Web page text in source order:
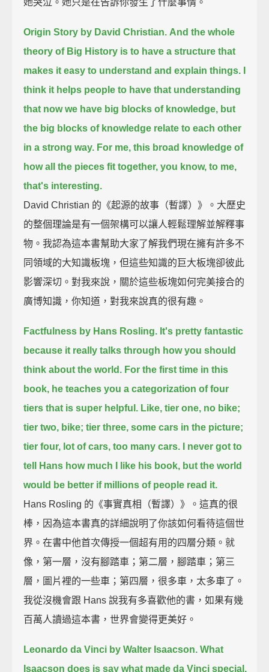
Origin Story by David Christian. And the whole
theory of Big History is to have a structure that
makes it easy to understand and explain things.
think it helps people to have that understanding
that now we have big blocks of knowledge, but
the big blocks of knowledge relate to each other
in a strong way. For me, this broad knowledge of
how all the pieces fit together, you know, to me,
that's interesting.
David Christian 的《起源的故事（暫譯）》。大歷史
的整個理論是有一個架構可以讓人輕鬆理解並解釋事
物。我認為這本書幫助大家了解我們現在擁有許多不
同領域的大知識板塊，但這些知識的巨大板塊卻彼此
影響深切。對我來說，關於這些板塊如何完美接合的
廣博知識，你知道，對我來說真的很有趣。
Factfulness by Hans Rosling. It's pretty fantastic
because it really talks through how you should
think about the world. For the first time in this
book, he teaches you a categorization of four
tiers that is super helpful. Like, tier one, no bike;
tier two, bike; tier three, some cars in the picture;
tier four, lot of cars, too many cars.
I never got to
tell Hans how much I like his book, but the world
would be better if millions of people read it.
Hans Rosling 的《事實真相（暫譯）》。這真的很
棒，因為這本書真的詳細說明了你該如何看待這個世
界。在書中他首次傳授一個超有用的四層分類。就
像，第一層，沒有腳踏車；第二層，腳踏車；第三
層，圖片裡的一些車；第四層，很多車，太多車了。
我從沒機會跟 Hans 說我有多喜歡他的書，如果有幾
百萬人讀過這本書，世界會變得更美好。
Leonardo da Vinci by Walter Isaacson. What
Isaacson does is say what made da Vinci special.